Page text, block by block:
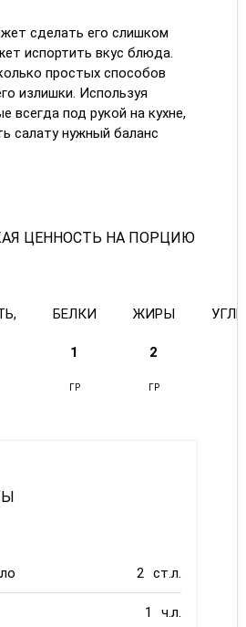
сделать его слишком
испортить вкус блюда.
простых способов
излишки. Используя
всегда под рукой на кухне,
салату нужный баланс
ЦЕННОСТЬ НА ПОРЦИЮ
БЕЛКИ ЖИРЫ
1 2
ГР ГР
2 ст.л.
1 ч.л.